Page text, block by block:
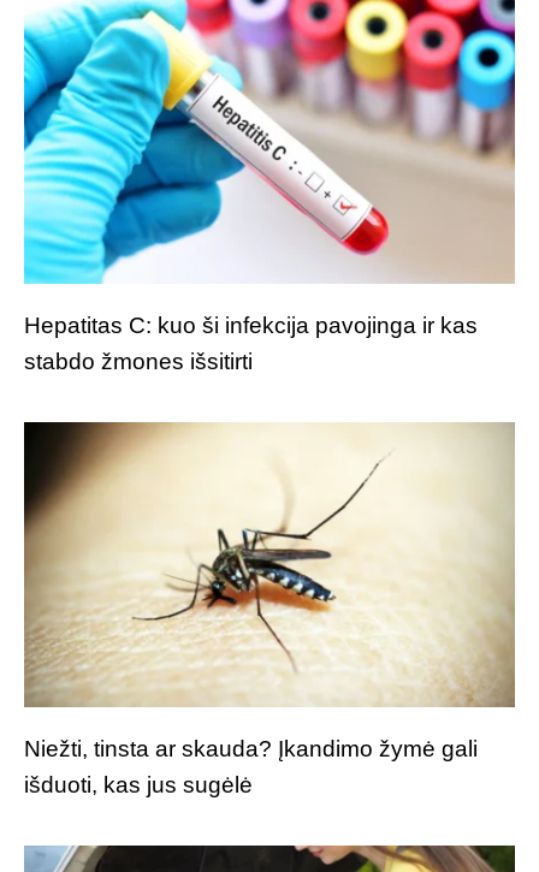
Hepatitas C: kuo ši infekcija pavojinga ir kas
stabdo žmones išsitirti
Niežti, tinsta ar skauda? Įkandimo žymė gali
išduoti, kas jus sugėlė